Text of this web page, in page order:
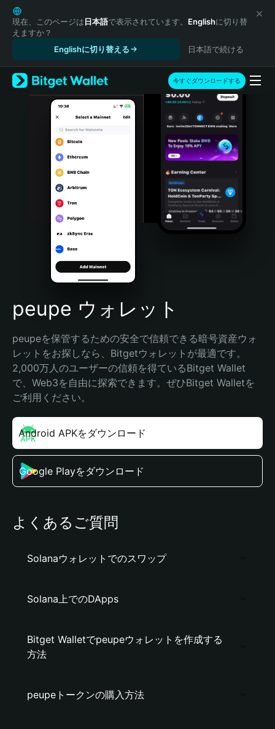
English
日本語
Tiếng Việt
Español (Latinoamérica)
Türkçe
Italiano
Português (Portugal)
Bahasa Indonesia
Português (Brasil)
Español (Argentina)
現在、このページは日本語で表示されています。 Englishに切り替
えますか？
Englishに切り替える
日本語で続ける
今すぐダウンロードする
peupe ウォレット
peupeを保管するための安全で信頼できる暗号資産ウォ
レットをお探しなら、Bitgetウォレットが最適です。
2,000万人のユーザーの信頼を得ているBitget Wallet
で、Web3を自由に探索できます。ぜひBitget Walletを
ご利用ください。
Android APKをダウンロード
Google Playをダウンロード
よくあるご質問
Solanaウォレットでのスワップ
Solana上でのDApps
Bitget Walletでpeupeウォレットを作成する
方法
peupeトークンの購入方法